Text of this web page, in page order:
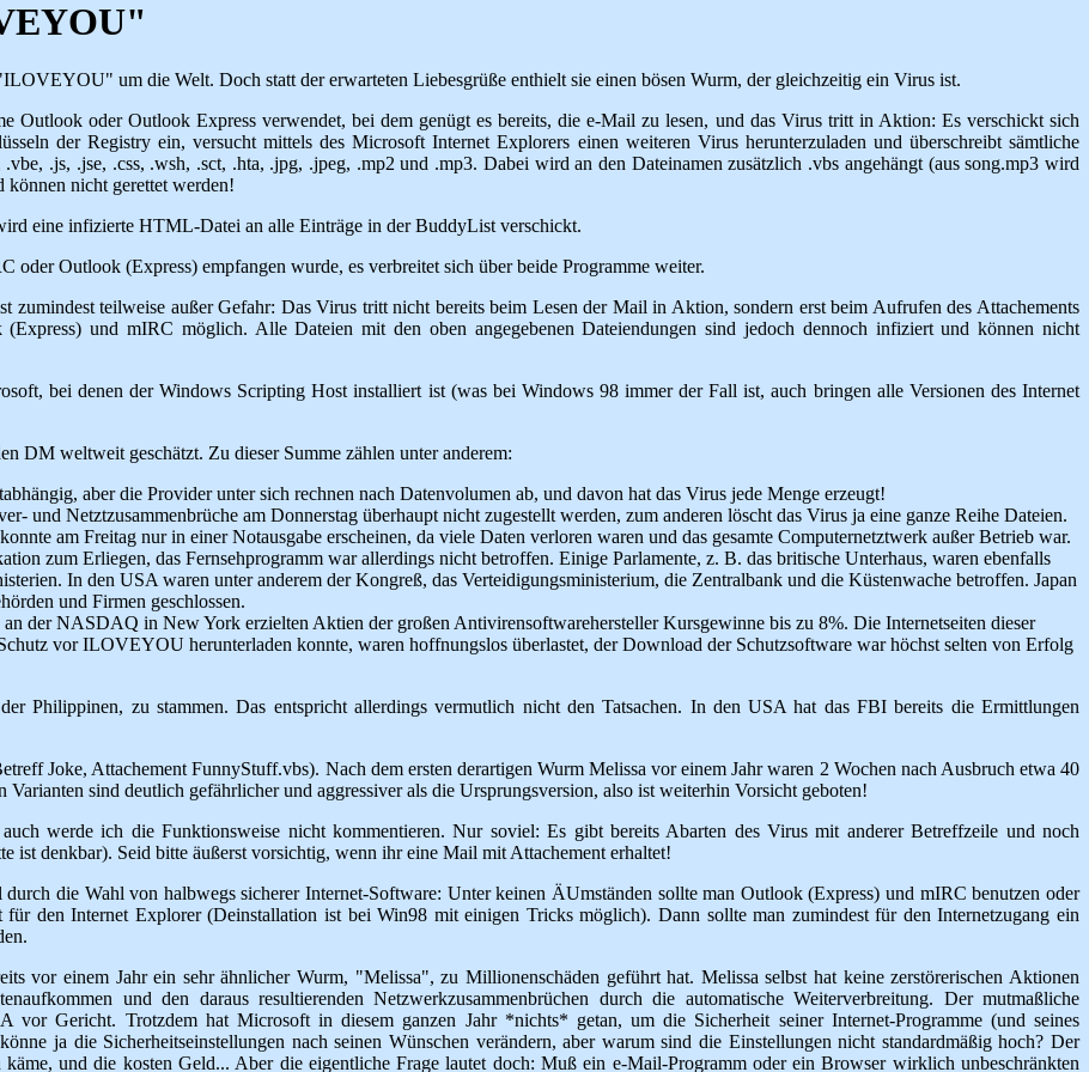
um die Welt. Doch statt der erwarteten Liebesgrüße enthielt sie einen bösen Wurm, der gleichzeitig ein Virus ist.
Outlook oder Outlook Express verwendet, bei dem genügt es bereits, die e-Mail zu lesen, und das Virus tritt in Aktion: Es verschickt sich
der Registry ein, versucht mittels des Microsoft Internet Explorers einen weiteren Virus herunterzuladen und überschreibt sämtliche
.js, .jse, .css, .wsh, .sct, .hta, .jpg, .jpeg, .mp2 und .mp3. Dabei wird an den Dateinamen zusätzlich .vbs angehängt (aus song.mp3 wird
können nicht gerettet werden!
eine infizierte HTML-Datei an alle Einträge in der BuddyList verschickt.
Outlook (Express) empfangen wurde, es verbreitet sich über beide Programme weiter.
zumindest teilweise außer Gefahr: Das Virus tritt nicht bereits beim Lesen der Mail in Aktion, sondern erst beim Aufrufen des Attachements
und mIRC möglich. Alle Dateien mit den oben angegebenen Dateiendungen sind jedoch dennoch infiziert und können nicht
bei denen der Windows Scripting Host installiert ist (was bei Windows 98 immer der Fall ist, auch bringen alle Versionen des Internet
DM weltweit geschätzt. Zu dieser Summe zählen unter anderem:
aber die Provider unter sich rechnen nach Datenvolumen ab, und davon hat das Virus jede Menge erzeugt!
und Netztzusammenbrüche am Donnerstag überhaupt nicht zugestellt werden, zum anderen löscht das Virus ja eine ganze Reihe Dateien.
am Freitag nur in einer Notausgabe erscheinen, da viele Daten verloren waren und das gesamte Computernetztwerk außer Betrieb war.
zum Erliegen, das Fernsehprogramm war allerdings nicht betroffen. Einige Parlamente, z. B. das britische Unterhaus, waren ebenfalls
In den USA waren unter anderem der Kongreß, das Verteidigungsministerium, die Zentralbank und die Küstenwache betroffen. Japan
und Firmen geschlossen.
der NASDAQ in New York erzielten Aktien der großen Antivirensoftwarehersteller Kursgewinne bis zu 8%. Die Internetseiten dieser
vor ILOVEYOU herunterladen konnte, waren hoffnungslos überlastet, der Download der Schutzsoftware war höchst selten von Erfolg
Philippinen, zu stammen. Das entspricht allerdings vermutlich nicht den Tatsachen. In den USA hat das FBI bereits die Ermittlungen
Joke, Attachement FunnyStuff.vbs). Nach dem ersten derartigen Wurm Melissa vor einem Jahr waren 2 Wochen nach Ausbruch etwa 40
sind deutlich gefährlicher und aggressiver als die Ursprungsversion, also ist weiterhin Vorsicht geboten!
werde ich die Funktionsweise nicht kommentieren. Nur soviel: Es gibt bereits Abarten des Virus mit anderer Betreffzeile und noch
ist denkbar). Seid bitte äußerst vorsichtig, wenn ihr eine Mail mit Attachement erhaltet!
die Wahl von halbwegs sicherer Internet-Software: Unter keinen ÄUmständen sollte man Outlook (Express) und mIRC benutzen oder
für den Internet Explorer (Deinstallation ist bei Win98 mit einigen Tricks möglich). Dann sollte man zumindest für den Internetzugang ein
vor einem Jahr ein sehr ähnlicher Wurm, "Melissa", zu Millionenschäden geführt hat. Melissa selbst hat keine zerstörerischen Aktionen
und den daraus resultierenden Netzwerkzusammenbrüchen durch die automatische Weiterverbreitung. Der mutmaßliche
vor Gericht. Trotzdem hat Microsoft in diesem ganzen Jahr *nichts* getan, um die Sicherheit seiner Internet-Programme (und seines
ja die Sicherheitseinstellungen nach seinen Wünschen verändern, aber warum sind die Einstellungen nicht standardmäßig hoch? Der
und die kosten Geld... Aber die eigentliche Frage lautet doch: Muß ein e-Mail-Programm oder ein Browser wirklich unbeschränkten